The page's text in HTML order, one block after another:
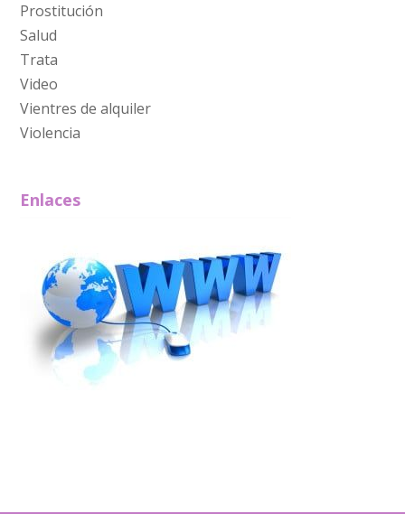
Prostitución
Salud
Trata
Video
Vientres de alquiler
Violencia
Enlaces